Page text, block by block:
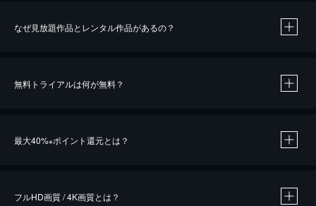
なぜ見放題作品とレンタル作品があるの？
無料トライアルは何が無料？
最大40%※ポイント還元とは？
フルHD画質 / 4K画質とは？